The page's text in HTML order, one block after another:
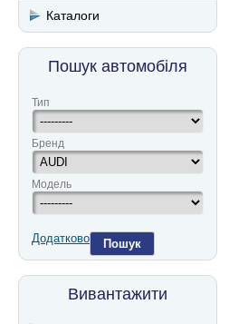
Каталоги
Пошук автомобіля
Тип
Бренд
Модель
Додатково Пошук
Вивантажити